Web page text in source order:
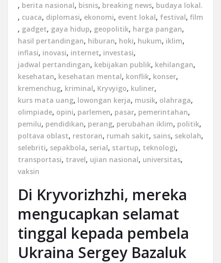
, berita nasional, bisnis, breaking news, budaya lokal.
, cuaca, diplomasi, ekonomi, event lokal, festival, film
, gadget, gaya hidup, geopolitik, harga pangan,
hasil pertandingan, hiburan, hoki, hukum, iklim,
inflasi, inovasi, internet, investasi,
jadwal pertandingan, kebijakan publik, kehilangan,
kesehatan, kesehatan mental, konflik, konser,
kremenchug, kriminal, Kryvyigo, kuliner,
kurs mata uang, lowongan kerja, musik, olahraga,
olimpiade, opini, parlemen, pasar, pemerintahan,
pemilu, pendidikan, perang, perubahan iklim, politik,
poltava oblast, restoran, rumah sakit, sains, sekolah,
selebriti, sepakbola, serial, startup, teknologi,
transportasi, travel, ujian nasional, universitas,
vaksin
Di Kryvorizhzhi, mereka
mengucapkan selamat
tinggal kepada pembela
Ukraina Sergey Bazaluk